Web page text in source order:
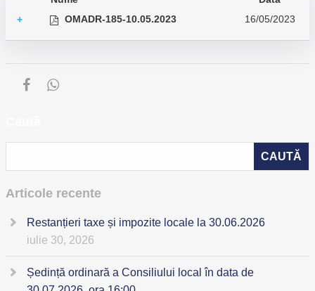
+
OMADR-185-10.05.2023 16/05/2023
Articole recente
Restanțieri taxe și impozite locale la 30.06.2026
iulie 30, 2026
Ședință ordinară a Consiliului local în data de